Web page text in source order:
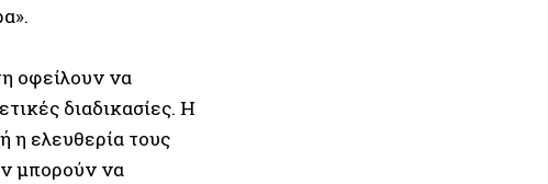
οφείλουν να
διαδικασίες. Η
ελευθερία τους
μπορούν να